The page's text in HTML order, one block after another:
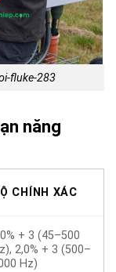
fluke-283
năng
CHÍNH XÁC
+ 3 (45–500
2,0% + 3 (500–
Hz)